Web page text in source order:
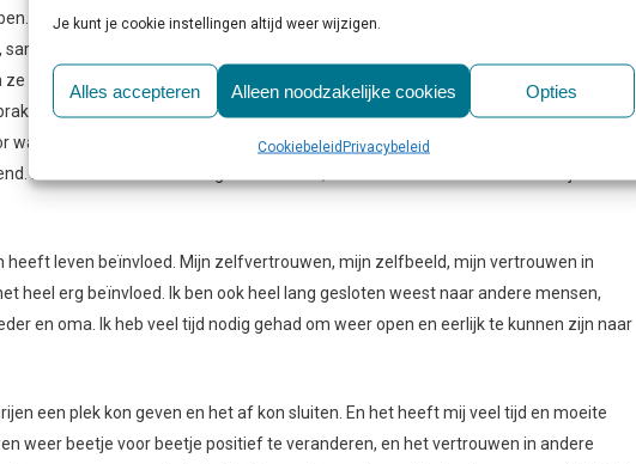
Je kunt je cookie instellingen altijd weer wijzigen.
Alles accepteren Alleen noodzakelijke cookies Opties
CookiebeleidPrivacybeleid
Ik heb daar één hartsvriendin kunnen maken waar ik alles samen mee deed.
met mijn vriendin, door twee klassen. En dat antipestbeleid werkte voor geen
gewoon verder, bij de tweede melding kwam er een gesprek met de pesters; dat
ze de ouders aan. Na elke poging tot aanpakken werd het eigenlijk alleen maar
moest de hele klas bij elkaar komen en iedereen zijn excuses aanbieden. Dat
En voor ons had het ook geen zin meer, omdat we toch over een korte tijd klaar
heeft leven beïnvloed. Mijn zelfvertrouwen, mijn zelfbeeld, mijn vertrouwen in
heel erg beïnvloed. Ik ben ook heel lang gesloten weest naar andere mensen,
en oma. Ik heb veel tijd nodig gehad om weer open en eerlijk te kunnen zijn naar
een plek kon geven en het af kon sluiten. En het heeft mij veel tijd en moeite
weer beetje voor beetje positief te veranderen, en het vertrouwen in andere